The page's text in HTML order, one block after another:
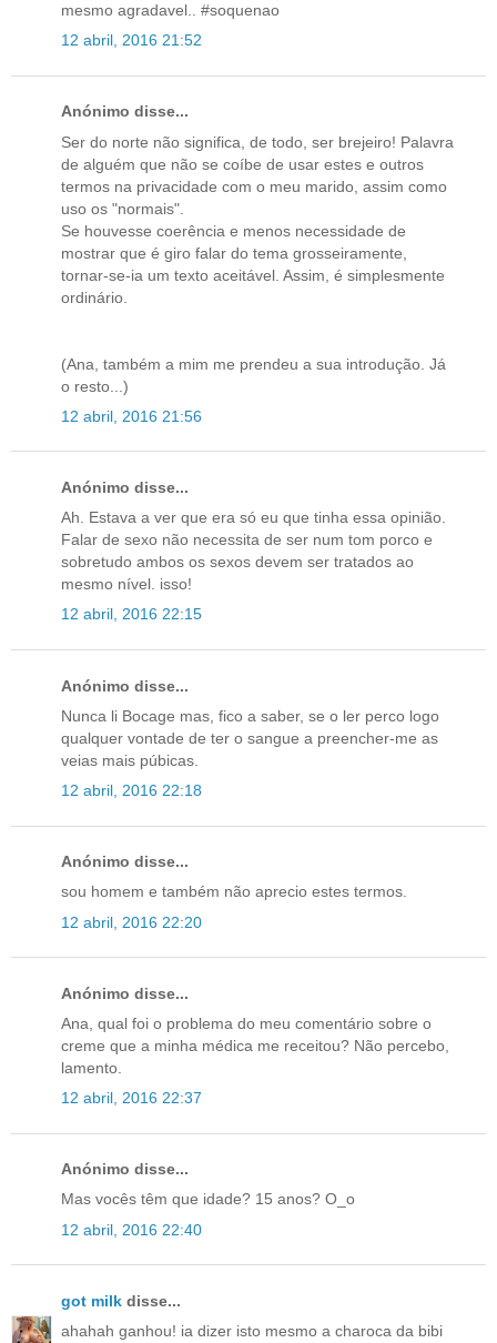
mesmo agradavel.. #soquenao
12 abril, 2016 21:52
Anónimo disse...
Ser do norte não significa, de todo, ser brejeiro! Palavra
de alguém que não se coíbe de usar estes e outros
termos na privacidade com o meu marido, assim como
uso os "normais".
Se houvesse coerência e menos necessidade de
mostrar que é giro falar do tema grosseiramente,
tornar-se-ia um texto aceitável. Assim, é simplesmente
ordinário.
(Ana, também a mim me prendeu a sua introdução. Já
o resto...)
12 abril, 2016 21:56
Anónimo disse...
Ah. Estava a ver que era só eu que tinha essa opinião.
Falar de sexo não necessita de ser num tom porco e
sobretudo ambos os sexos devem ser tratados ao
mesmo nível. isso!
12 abril, 2016 22:15
Anónimo disse...
Nunca li Bocage mas, fico a saber, se o ler perco logo
qualquer vontade de ter o sangue a preencher-me as
veias mais púbicas.
12 abril, 2016 22:18
Anónimo disse...
sou homem e também não aprecio estes termos.
12 abril, 2016 22:20
Anónimo disse...
Ana, qual foi o problema do meu comentário sobre o
creme que a minha médica me receitou? Não percebo,
lamento.
12 abril, 2016 22:37
Anónimo disse...
Mas vocês têm que idade? 15 anos? O_o
12 abril, 2016 22:40
got milk disse...
ahahah ganhou! ia dizer isto mesmo a charoca da bibi